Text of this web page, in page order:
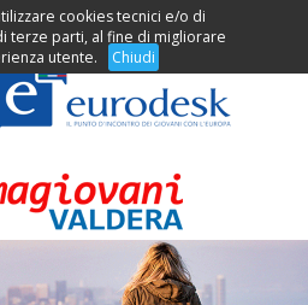
cookies tecnici e/o di
terze parti, al fine di migliorare
utente.
Chiudi
al menu